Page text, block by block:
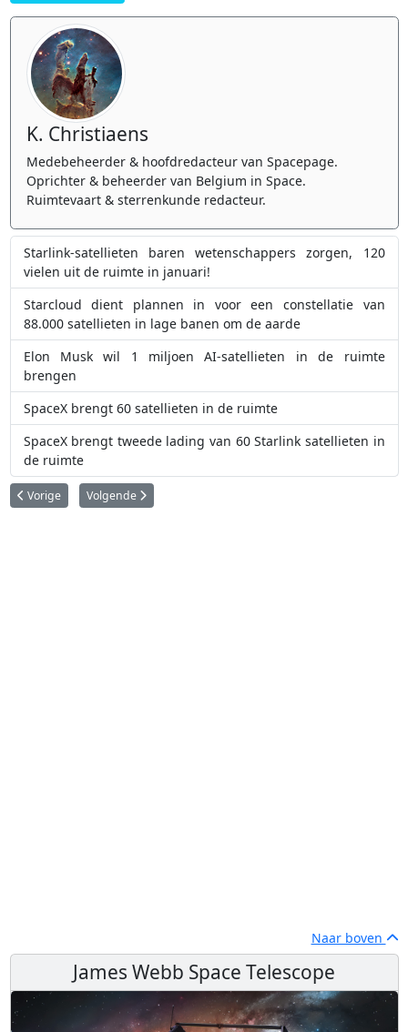
K. Christiaens
Medebeheerder & hoofdredacteur van Spacepage.
Oprichter & beheerder van Belgium in Space.
Ruimtevaart & sterrenkunde redacteur.
Starlink-satellieten baren wetenschappers zorgen, 120
vielen uit de ruimte in januari!
Starcloud dient plannen in voor een constellatie van
88.000 satellieten in lage banen om de aarde
Elon Musk wil 1 miljoen AI-satellieten in de ruimte
brengen
SpaceX brengt 60 satellieten in de ruimte
SpaceX brengt tweede lading van 60 Starlink satellieten in
de ruimte
Vorig artikel: Zouden stratosferische luchtschepen SpaceX's Starlink
Vorige Volgende artikel: SpaceX brengt 10.000ste Starlink-satelliet
Volgende
Naar boven
James Webb Space Telescope